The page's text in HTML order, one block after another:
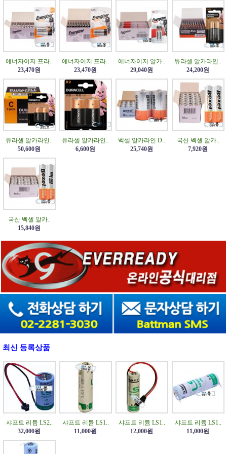
에너자이저 프라..
23,470원
에너자이저 프라..
23,470원
에너자이저 알카..
29,040원
듀라셀 알카라인..
24,200원
듀라셀 알카라인..
50,600원
듀라셀 알카라인..
6,600원
벡셀 알카라인 D..
25,740원
국산 벡셀 알카..
7,920원
국산 벡셀 알카..
15,840원
최신 등록상품
샤프트 리튬 LS2..
32,000원
샤프트 리튬 LS1..
11,000원
샤프트 리튬 LS1..
12,000원
샤프트 리튬 LS1..
11,000원